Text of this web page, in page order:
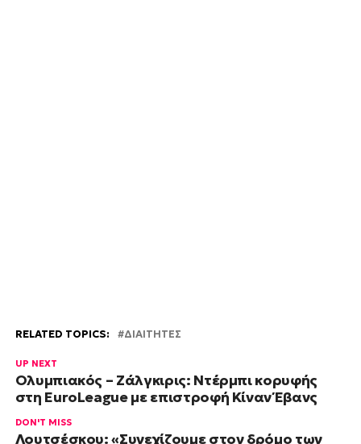
RELATED TOPICS: ΔΙΑΙΤΗΤΕΣ
UP NEXT
Ολυμπιακός – Ζάλγκιρις: Ντέρμπι κορυφής
στη EuroLeague με επιστροφή Κίναν Έβανς
DON'T MISS
Λουτσέσκου: «Συνεχίζουμε στον δρόμο των